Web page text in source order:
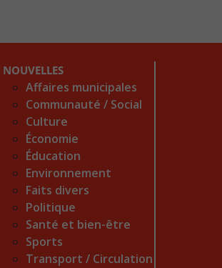
NOUVELLES
Affaires municipales
Communauté / Social
Culture
Économie
Éducation
Environnement
Faits divers
Politique
Santé et bien-être
Sports
Transport / Circulation